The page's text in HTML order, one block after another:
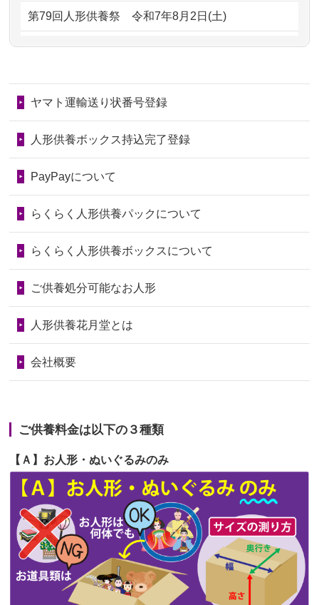
ガラスケースのまま引き取ってくださ
るのが助か...
ました。お...
2026/06/28きちんと供養していただけると思った
ので、お願...
いたことが...
2026/06/28老後のことを考え体力のあるうちに身
2026/06/28人形たちに これまで本当にありがとう
天...
2026/06/24今は亡き両親が孫（私の子供）の初節
句に贈って...
が伸びた時...
2026/06/22
娘の初めてのひな祭りにあわせて、娘
の祖父母か...
2026/06/20
雛人形をお道具も含め一式で引き取っ
てくださる...
供養が終わったお人形以外はどうして
るのですか？
しょうか？
2024/01/04ガラスケースは外しても良いですか？
第79回人形供養祭令和7年8月2日(土)
第78回人形供養祭令和7年6月20日(金)
第76回人形供養祭令和7年2月28日(金)
第75回人形供養祭令和7年1月17日(金)
第73回人形供養祭令和6年10月17日(木)
第71回人形供養祭令和6年8月1日(木)
第70回人形供養祭令和6年6月21日(金)
第68回人形供養祭令和6年3月22日(金)
第65回人形供養祭令和5年11月09日(木)
第64回人形供養祭令和5年9月21日(木)
第63回人形供養祭 令和5年8月1日(火)
第62回人形供養祭令和5年6月21日(水)
第61回人形供養祭 令和5年5月19日(金)
第60回人形供養祭令和5年3月28日(火)
ヤマト運輸送り状番号登録
人形供養ボックス持込完了登録
PayPayについて
らくらく人形供養パックについて
らくらく人形供養ボックスについて
ご供養処分可能なお人形
人形供養花月堂とは
会社概要
ご供養料金は以下の３種類
【Ａ】お人形・ぬいぐるみのみ